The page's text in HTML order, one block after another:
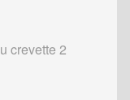
crevette 2